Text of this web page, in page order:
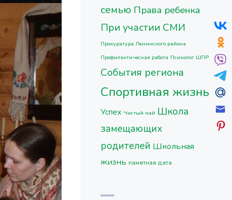
семью Права ребенка
При участии СМИ
Прокуратура Ленинского района
Профилактическая работа Психолог ШПР
События региона
Спортивная жизнь
Успех Чистый май Школа
замещающих
родителей Школьная
жизнь памятная дата